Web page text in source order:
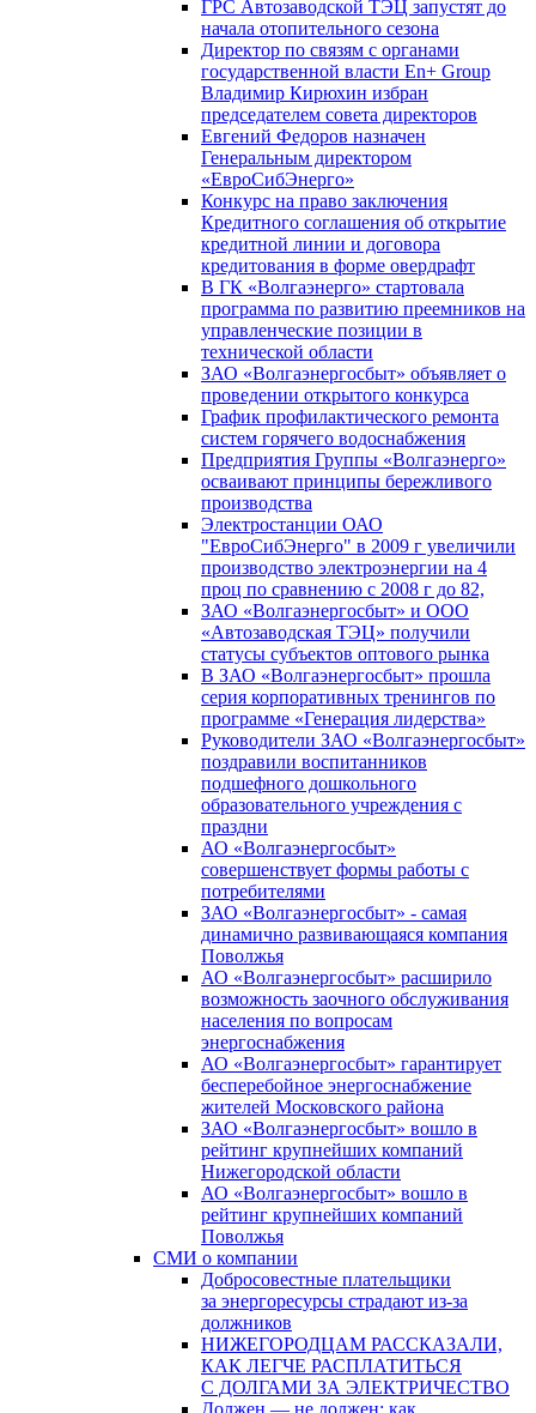
ГРС Автозаводской ТЭЦ запустят до
начала отопительного сезона
Директор по связям с органами
государственной власти En+ Group
Владимир Кирюхин избран
председателем совета директоров
Евгений Федоров назначен
Генеральным директором
«ЕвроСибЭнерго»
Конкурс на право заключения
Кредитного соглашения об открытие
кредитной линии и договора
кредитования в форме овердрафт
В ГК «Волгаэнерго» стартовала
программа по развитию преемников на
управленческие позиции в
технической области
ЗАО «Волгаэнергосбыт» объявляет о
проведении открытого конкурса
График профилактического ремонта
систем горячего водоснабжения
Предприятия Группы «Волгаэнерго»
осваивают принципы бережливого
производства
Электростанции ОАО
"ЕвроСибЭнерго" в 2009 г увеличили
производство электроэнергии на 4
проц по сравнению с 2008 г до 82,
ЗАО «Волгаэнергосбыт» и ООО
«Автозаводская ТЭЦ» получили
статусы субъектов оптового рынка
В ЗАО «Волгаэнергосбыт» прошла
серия корпоративных тренингов по
программе «Генерация лидерства»
Руководители ЗАО «Волгаэнергосбыт»
поздравили воспитанников
подшефного дошкольного
образовательного учреждения с
праздни
АО «Волгаэнергосбыт»
совершенствует формы работы с
потребителями
ЗАО «Волгаэнергосбыт» - самая
динамично развивающаяся компания
Поволжья
АО «Волгаэнергосбыт» расширило
возможность заочного обслуживания
населения по вопросам
энергоснабжения
АО «Волгаэнергосбыт» гарантирует
бесперебойное энергоснабжение
жителей Московского района
ЗАО «Волгаэнергосбыт» вошло в
рейтинг крупнейших компаний
Нижегородской области
АО «Волгаэнергосбыт» вошло в
рейтинг крупнейших компаний
Поволжья
СМИ о компании
Добросовестные плательщики
за энергоресурсы страдают из-за
должников
НИЖЕГОРОДЦАМ РАССКАЗАЛИ,
КАК ЛЕГЧЕ РАСПЛАТИТЬСЯ
С ДОЛГАМИ ЗА ЭЛЕКТРИЧЕСТВО